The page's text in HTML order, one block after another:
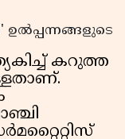
ഉൽപ്പന്നങ്ങളുടെ
കറുത്ത